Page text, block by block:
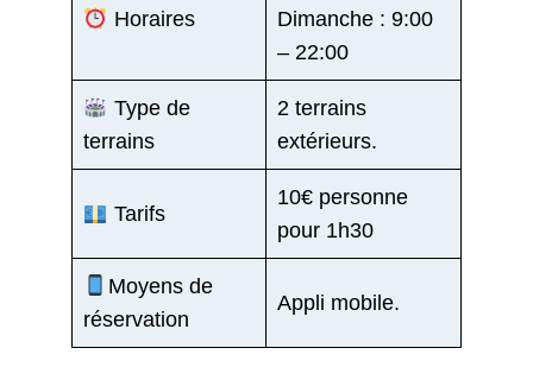
Horaires
Dimanche : 9:00
– 22:00
Type de
terrains
2 terrains
extérieurs.
Tarifs
10€ personne
pour 1h30
Moyens de
réservation
Appli mobile.